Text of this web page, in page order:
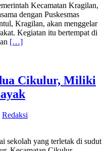
Kecamatan Kragilan,
dengan Puskesmas
Kragilan, akan menggelar
Kegiatan itu bertempat di
[…]
Cikulur, Miliki
Redaksi
sekolah yang terletak di sudut